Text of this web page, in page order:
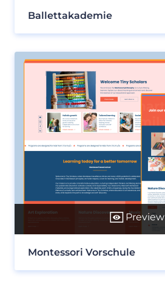
Ballettakademie
Preview
Montessori Vorschule